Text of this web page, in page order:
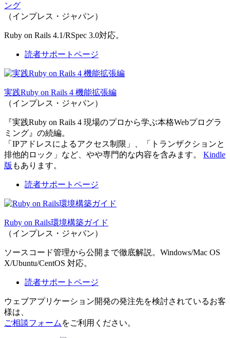
ング
（インプレス・ジャパン）
Ruby on Rails 4.1/RSpec 3.0対応。
読者サポートページ
実践Ruby on Rails 4 機能拡張編
（インプレス・ジャパン）
『実践Ruby on Rails 4 現場のプロから学ぶ本格Webプログラ
ミング』の続編。
「IPアドレスによるアクセス制限」、「トランザクションと
排他的ロック」など、やや専門的な内容を含みます。 Kindle
版 もあります。
読者サポートページ
Ruby on Rails環境構築ガイド
（インプレス・ジャパン）
ソースコード管理から公開まで徹底解説。Windows/Mac OS
X/Ubuntu/CentOS 対応。
読者サポートページ
ウェブアプリケーション開発の発注先を検討されているお客
様は、
ご相談フォーム をご利用ください。